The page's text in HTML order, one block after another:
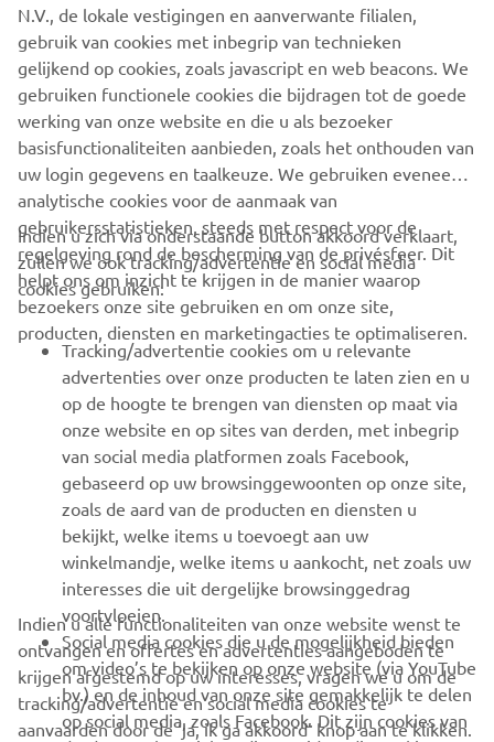
ONTDEK MEER
CORPORATE
BUSINESS
MEER YAMAHA
SUPPORT
NIEUWSBRIEF
Wees de eerste die meer te weten komt over de nieuwste deals,
speciale evenementen, nieuwe producten en nog veel meer
ABONNEREN
N.V., de lokale vestigingen en aanverwante filialen,
gebruik van cookies met inbegrip van technieken
gelijkend op cookies, zoals javascript en web beacons. We
gebruiken functionele cookies die bijdragen tot de goede
werking van onze website en die u als bezoeker
basisfunctionaliteiten aanbieden, zoals het onthouden van
uw login gegevens en taalkeuze. We gebruiken eveneens
analytische cookies voor de aanmaak van
gebruikersstatistieken, steeds met respect voor de
regelgeving rond de bescherming van de privésfeer. Dit
helpt ons om inzicht te krijgen in de manier waarop
bezoekers onze site gebruiken en om onze site,
producten, diensten en marketingacties te optimaliseren.
Indien u zich via onderstaande button akkoord verklaart,
zullen we ook tracking/advertentie en social media
cookies gebruiken:
Tracking/advertentie cookies om u relevante
advertenties over onze producten te laten zien en u
op de hoogte te brengen van diensten op maat via
onze website en op sites van derden, met inbegrip
van social media platformen zoals Facebook,
gebaseerd op uw browsinggewoonten op onze site,
zoals de aard van de producten en diensten u
bekijkt, welke items u toevoegt aan uw
winkelmandje, welke items u aankocht, net zoals uw
interesses die uit dergelijke browsinggedrag
voortvloeien.
Social media cookies die u de mogelijkheid bieden
om video’s te bekijken op onze website (via YouTube
bv.) en de inhoud van onze site gemakkelijk te delen
op social media, zoals Facebook. Dit zijn cookies van
Indien u alle functionaliteiten van onze website wenst te
ontvangen en offertes en advertenties aangeboden te
krijgen afgestemd op uw interesses, vragen we u om de
tracking/advertentie en social media cookies te
aanvaarden door de ‘ja, ik ga akkoord’ knop aan te klikken.